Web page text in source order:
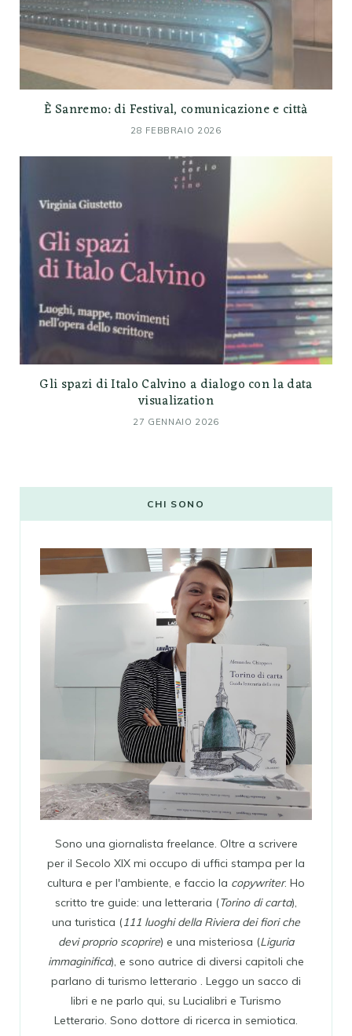
È Sanremo: di Festival, comunicazione e città
28 FEBBRAIO 2026
Gli spazi di Italo Calvino a dialogo con la data
visualization
27 GENNAIO 2026
CHI SONO
Sono una giornalista freelance. Oltre a scrivere
per il Secolo XIX mi occupo di uffici stampa per la
cultura e per l'ambiente, e faccio la copywriter. Ho
scritto tre guide: una letteraria (Torino di carta),
una turistica (111 luoghi della Riviera dei fiori che
devi proprio scoprire) e una misteriosa (Liguria
immaginifica), e sono autrice di diversi capitoli che
parlano di turismo letterario . Leggo un sacco di
libri e ne parlo qui, su Lucialibri e Turismo
Letterario. Sono dottore di ricerca in semiotica.